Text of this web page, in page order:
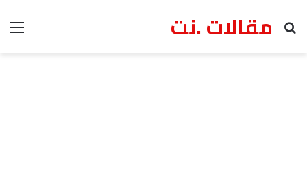
مقالات .نت
بحث عن